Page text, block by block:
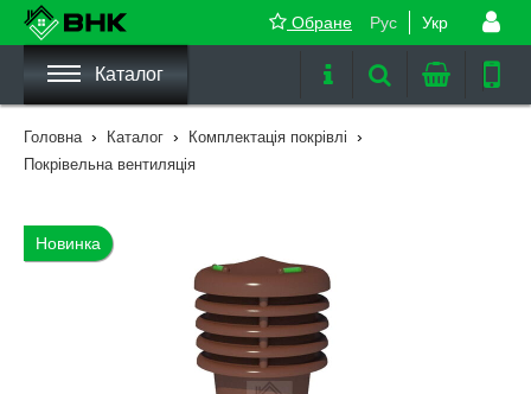
Рус Укр
Обране
Каталог
Головна › Каталог › Комплектація покрівлі ›
Покрівельна вентиляція
Новинка